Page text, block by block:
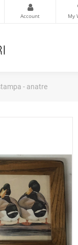
- anatre